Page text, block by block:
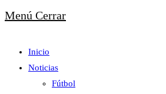
Menú Cerrar
Inicio
Noticias
Fútbol